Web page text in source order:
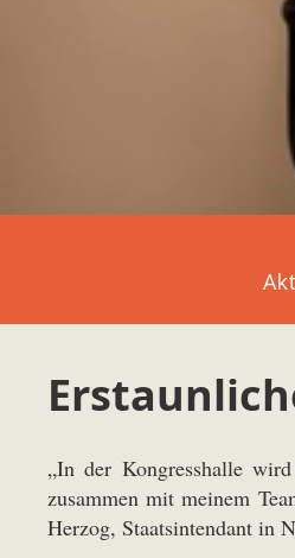
„In der Kongresshalle
zusammen mit meinem
Herzog, Staatsintendant in